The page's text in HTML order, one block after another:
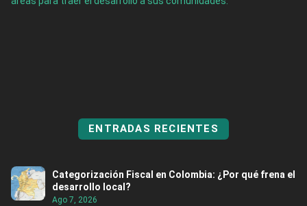
ENTRADAS RECIENTES
Categorización Fiscal en Colombia: ¿Por qué frena el
desarrollo local?
Ago 7, 2026